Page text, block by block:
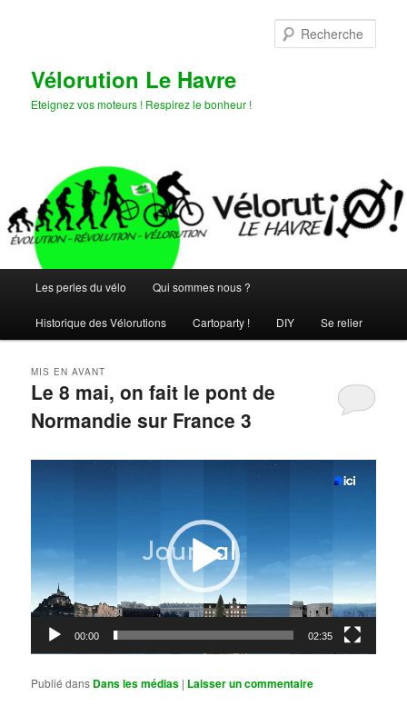
Vélorution Le Havre
Eteignez vos moteurs ! Respirez le bonheur !
principal
Les perles du vélo Qui sommes nous ?
Historique des Vélorutions Cartoparty ! DIY Se relier
Le 8 mai, on fait le pont de
Normandie sur France 3
MIS EN AVANT
00:00 02:35
Publié dans Dans les médias | Laisser un commentaire